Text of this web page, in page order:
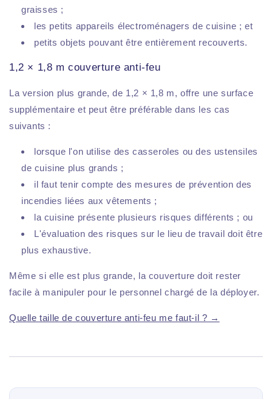
graisses ;
les petits appareils électroménagers de cuisine ; et
petits objets pouvant être entièrement recouverts.
1,2 × 1,8 m couverture anti-feu
La version plus grande, de 1,2 × 1,8 m, offre une surface
supplémentaire et peut être préférable dans les cas
suivants :
lorsque l'on utilise des casseroles ou des ustensiles
de cuisine plus grands ;
il faut tenir compte des mesures de prévention des
incendies liées aux vêtements ;
la cuisine présente plusieurs risques différents ; ou
L'évaluation des risques sur le lieu de travail doit être
plus exhaustive.
Même si elle est plus grande, la couverture doit rester
facile à manipuler pour le personnel chargé de la déployer.
Quelle taille de couverture anti-feu me faut-il ? →